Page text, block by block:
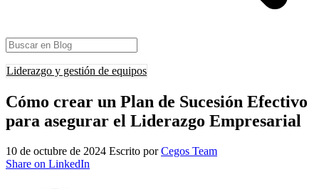
Liderazgo y gestión de equipos
Cómo crear un Plan de Sucesión Efectivo
para asegurar el Liderazgo Empresarial
10 de octubre de 2024 Escrito porCegos Team
Share on LinkedIn